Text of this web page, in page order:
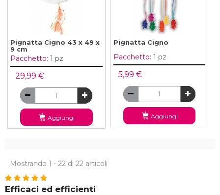
Pignatta Cigno 43 x 49 x
9 cm
Pacchetto: 1 pz
29,99 €
Aggiungi
Pignatta Cigno
Pacchetto: 1 pz
5,99 €
Aggiungi
Mostrando 1 - 22 di 22 articoli
Efficaci ed efficienti